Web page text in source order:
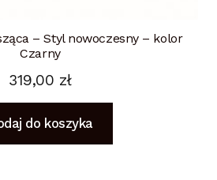
– Styl nowoczesny – kolor
Czarny
319,00 zł
do koszyka